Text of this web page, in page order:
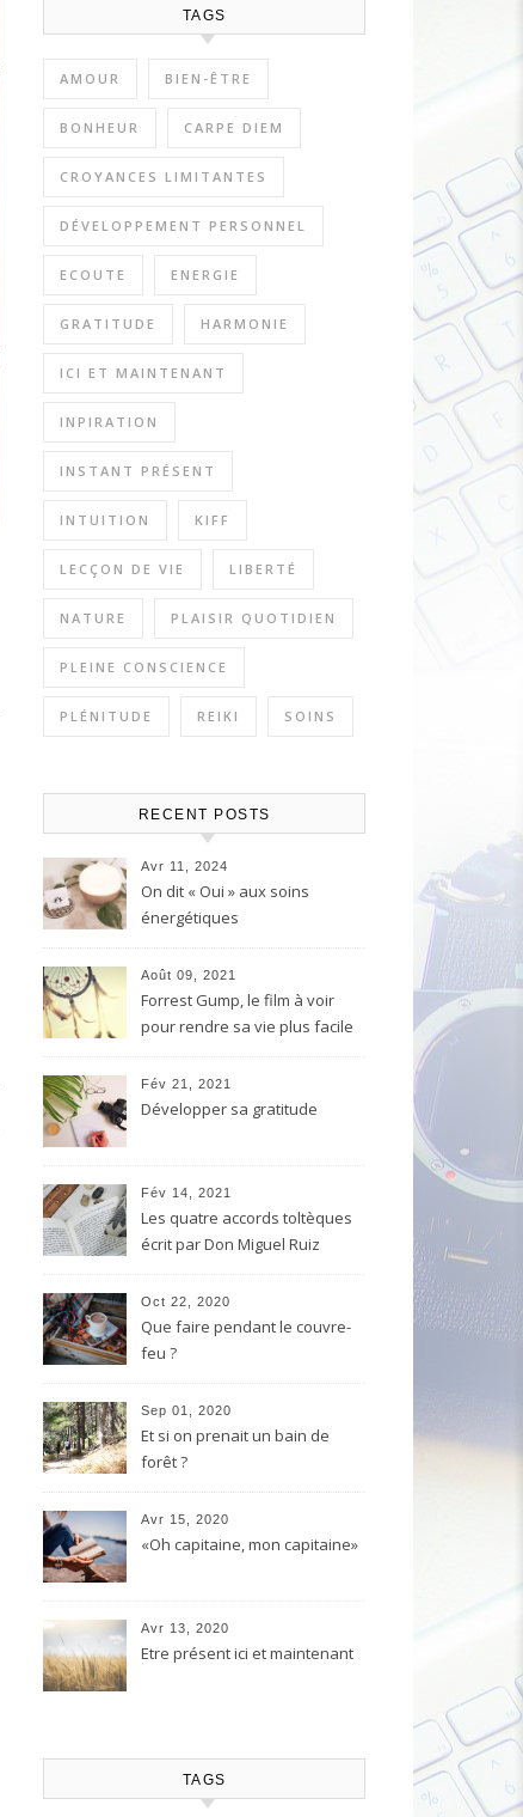
TAGS
AMOUR BIEN-ÊTRE
BONHEUR CARPE DIEM
CROYANCES LIMITANTES
DÉVELOPPEMENT PERSONNEL
ECOUTE ENERGIE
GRATITUDE HARMONIE
ICI ET MAINTENANT
INPIRATION
INSTANT PRÉSENT
INTUITION KIFF
LECÇON DE VIE LIBERTÉ
NATURE PLAISIR QUOTIDIEN
PLEINE CONSCIENCE
PLÉNITUDE REIKI SOINS
RECENT POSTS
Avr 11, 2024
On dit « Oui » aux soins
énergétiques
Août 09, 2021
Forrest Gump, le film à voir
pour rendre sa vie plus facile
Fév 21, 2021
Développer sa gratitude
Fév 14, 2021
Les quatre accords toltèques
écrit par Don Miguel Ruiz
Oct 22, 2020
Que faire pendant le couvre-
feu ?
Sep 01, 2020
Et si on prenait un bain de
forêt ?
Avr 15, 2020
«Oh capitaine, mon capitaine»
Avr 13, 2020
Etre présent ici et maintenant
TAGS